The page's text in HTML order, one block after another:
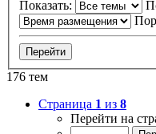
Показать:
176 тем
Страница 1 из 8
Перейти на